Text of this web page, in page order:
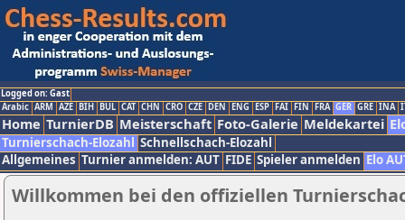
Logged on: Gast
Arabic ARM AZE BIH BUL CAT CHN CRO CZE DEN ENG ESP FAI FIN FRA GER GRE INA
Home TurnierDB Meisterschaft Foto-Galerie Meldekartei
Turnierschach-Elozahl Schnellschach-Elozahl
Allgemeines Turnier anmelden: AUT FIDE Spieler anmelden Elo
Willkommen bei den offiziellen